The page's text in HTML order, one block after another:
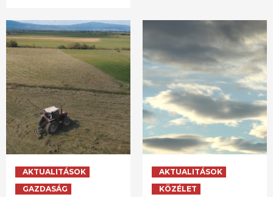
AKTUALITÁSOK
GAZDASÁG
AKTUALITÁSOK
KÖZÉLET